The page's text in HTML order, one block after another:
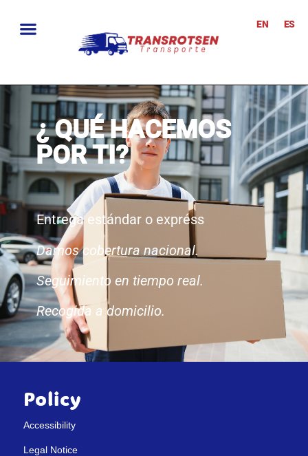
EN ES
¿ QUÉ HACEMOS
POR TI?
Entrega estándar o expréss
Damos cobertura nacional.
Seguimiento en tiempo real.
Recogida a domicilio.
Policy
Accessibility
Legal Notice